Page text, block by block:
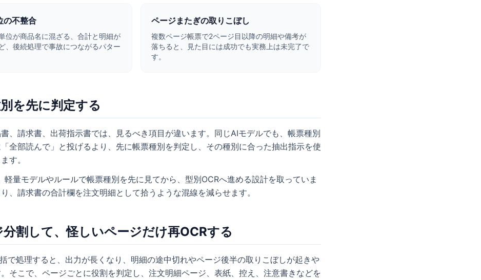
の不整合
位が商品名に混ざる、合計と明細が
、後続処理で事故につながるパター
ページまたぎの取りこぼし
複数ページ帳票で2ページ目以降の明細や備考が
落ちると、見た目には成功でも実務上は未完了で
す。
を先に判定する
、請求書、出荷指示書では、見るべき項目が違います。同じAIモデルでも、帳票種別
全部読んで」と投げるより、先に帳票種別を判定し、その種別に合った抽出指示を使
す。
軽量モデルやルールで帳票種別を先に見てから、型別OCRへ進める設計を取っていま
、請求書の合計欄を注文明細として拾うような混線を減らせます。
割して、怪しいページだけ再OCRする
で処理すると、出力が長くなり、明細の途中切れやページ後半の取りこぼしが起きや
そこで、ページごとに役割を判定し、注文明細ページ、表紙、控え、注意書きなどを